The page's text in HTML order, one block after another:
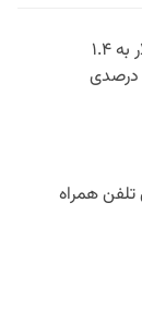
واردات موبایل از ۴ میلیارد دلار به ۱.۴
میلیارد دلار رسید؛ افزایش ۵۰ درصدی
تلفن همراه